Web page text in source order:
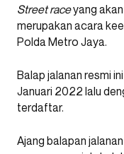
Street raceyang akan
merupakan acara
Polda Metro Jaya.
Balap jalanan resmi
Januari 2022 lalu
terdaftar.
Ajang balapan